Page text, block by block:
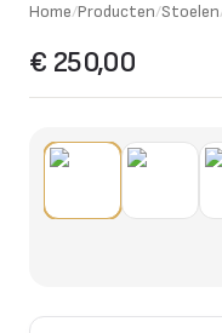
Home/Producten/Stoelen
€ 250,00